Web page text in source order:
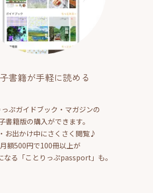
書籍が手軽に読める
っぷガイドブック・マガジンの
書籍版の購入ができます。
お出かけ中にさくさく閲覧♪
月額500円で100冊以上が
なる「ことりっぷpassport」も。